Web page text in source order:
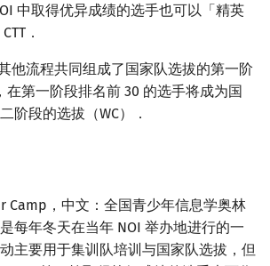
中取得优异成绩的选手也可以「精英
．
他流程共同组成了国家队选拔的第一阶
在第一阶段排名前 30 的选手将成为国
阶段的选拔（WC）．
Camp，中文：全国青少年信息学奥林
每年冬天在当年 NOI 举办地进行的一
主要用于集训队培训与国家队选拔，但